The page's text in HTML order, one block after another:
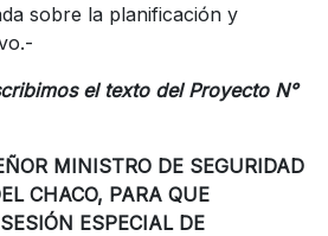
sobre la planificación y
el texto del Proyecto N°
MINISTRO DE SEGURIDAD
CHACO, PARA QUE
ESPECIAL DE